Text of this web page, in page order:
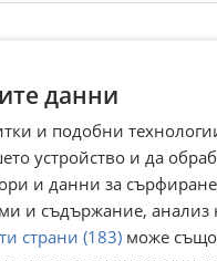
Продава ПАРЦЕЛ,
данни
и подобни
устройство и да
и данни за
и съдържание, анализ
страни (183) може също